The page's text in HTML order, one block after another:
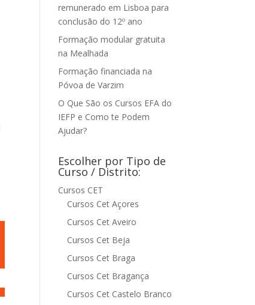
remunerado em Lisboa para
conclusão do 12º ano
Formação modular gratuita
na Mealhada
Formação financiada na
Póvoa de Varzim
O Que São os Cursos EFA do
IEFP e Como te Podem
Ajudar?
Escolher por Tipo de
Curso / Distrito:
Cursos CET
Cursos Cet Açores
Cursos Cet Aveiro
Cursos Cet Beja
Cursos Cet Braga
Cursos Cet Bragança
Cursos Cet Castelo Branco